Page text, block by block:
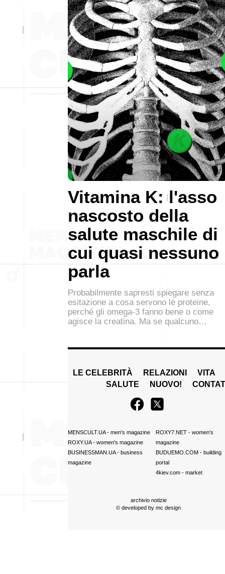
Vitamina K: l'asso
nascosto della
salute maschile di
cui quasi nessuno
parla
Probabilmente sapresti spiegare senza
esitazione a cosa servono le proteine,
perché gli omega-3 fanno bene o come
agisce la creatina. Ma se qualcuno…
LE CELEBRITÀ RELAZIONI
VITA
SALUTE
NUOVO!
MENSCULT.UA- men's magazine
ROXY.UA- women's magazine
BUSINESSMAN.UA- business
magazine
ROXY7.NET- women's
magazine
BUDUEMO.COM- building
portal
4kiev.com- market
archivio notizie
© developed by mc design